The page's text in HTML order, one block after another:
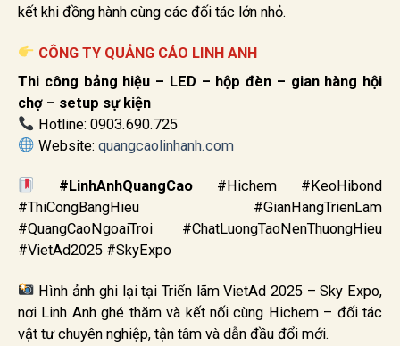
kết khi đồng hành cùng các đối tác lớn nhỏ.
CÔNG TY QUẢNG CÁO LINH ANH
Thi công bảng hiệu – LED – hộp đèn – gian hàng hội
chợ – setup sự kiện
Hotline: 0903.690.725
Website: quangcaolinhanh.com
#LinhAnhQuangCao#Hichem #KeoHibond
#ThiCongBangHieu #GianHangTrienLam
#QuangCaoNgoaiTroi #ChatLuongTaoNenThuongHieu
#VietAd2025 #SkyExpo
Hình ảnh ghi lại tại Triển lãm VietAd 2025 – Sky Expo,
nơi Linh Anh ghé thăm và kết nối cùng Hichem – đối tác
vật tư chuyên nghiệp, tận tâm và dẫn đầu đổi mới.